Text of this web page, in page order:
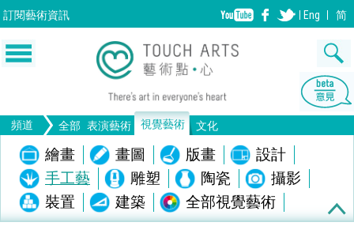
訂閱藝術資訊 Eng 简
頻道 全部 表演藝術 視覺藝術 文化
音樂 舞蹈
戲劇
歌劇/音樂劇
中國戲曲
電影
全部表演藝術
繪畫 畫圖 版畫 設計
手工藝 雕塑 陶瓷
攝影
裝置
建築 全部視覺藝術